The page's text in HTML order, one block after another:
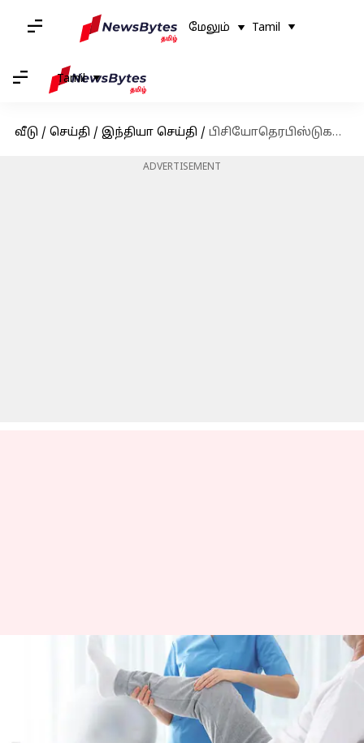
மேலும் Tamil
Tamil
வீடு / செய்தி / இந்தியா செய்தி / பிசியோதெரபிஸ்டுகள் 'டாக்டர்' என்ற பட்டத்தை பயன்படுத்த முடியாது: சுகாதார ஆணையம் முடிவு
ADVERTISEMENT
பிசியோதெரபிஸ்டுகள்
'டாக்டர்' என்ற பட்டத்தை
பயன்படுத்த முடியாது:
சுகாதார ஆணையம் முடிவு